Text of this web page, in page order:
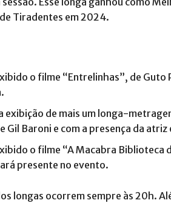
Tiradentes em 2024.
o filme “Entrelinhas”, de
exibição de mais um longa-
Gil Baroni e com a presença da
o filme “A Macabra Biblioteca
presente no evento.
longas ocorrem sempre às 20h.